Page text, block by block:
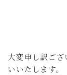
大変申し訳ご
いいたします。